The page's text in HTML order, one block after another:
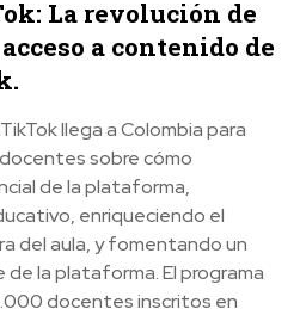
La revolución de
a contenido de
llega a Colombia para
sobre cómo
de la plataforma,
enriqueciendo el
del aula, y fomentando un
la plataforma. El programa
docentes inscritos en